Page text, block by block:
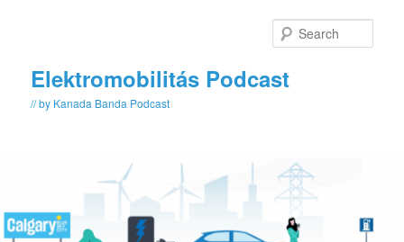
Elektromobilitás Podcast
// by Kanada Banda Podcast